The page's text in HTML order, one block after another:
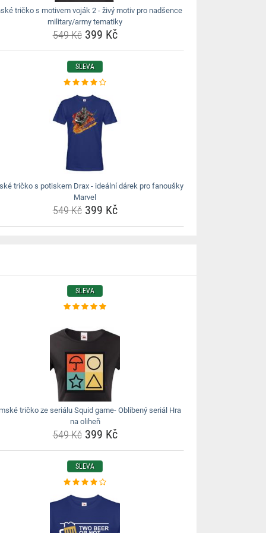
tričko s motivem voják 2 - živý motiv pro nadšence
military/army tematiky
549 Kč399 Kč
SLEVA
tričko s potiskem Drax - ideální dárek pro fanoušky
Marvel
549 Kč399 Kč
SLEVA
tričko ze seriálu Squid game- Oblíbený seriál Hra
na oliheň
549 Kč399 Kč
SLEVA